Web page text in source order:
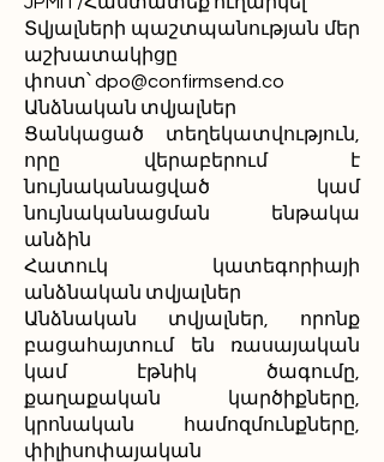
Տվյալների պաշտպանության մեր
աշխատակիցը
փոստ՝dpo@confirmsend.co
Անձնական տվյալներ
Ցանկացած տեղեկատվություն,
որը վերաբերում է
նույնականացված կամ
նույնականացման ենթակա
անձին
Հատուկ կատեգորիայի
անձնական տվյալներ
Անձնական տվյալներ, որոնք
բացահայտում են ռասայական
կամ էթնիկ ծագումը,
քաղաքական կարծիքները,
կրոնական համոզմունքները,
փիլիսոփայական